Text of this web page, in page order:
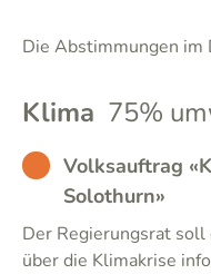
Die Abstimmungen im
Klima 75%
BADVolksauftrag
Solothurn»
Der Regierungsrat
über die Klimakrise